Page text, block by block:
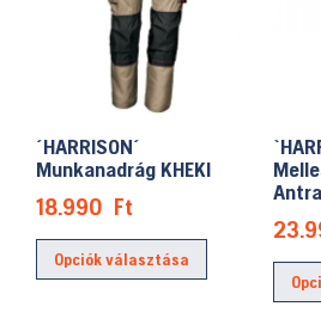
´HARRISON´
Munkanadrág KHEKI
18.990 Ft
Opciók választása
Ennek
terméknek